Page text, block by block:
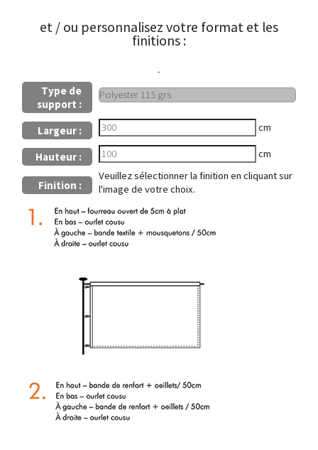
et / ou personnalisez votre format et les
finitions :
Type de
support :
Largeur :
cm
Hauteur : cm
Finition :
Veuillez sélectionner la finition en cliquant sur
l'image de votre choix.